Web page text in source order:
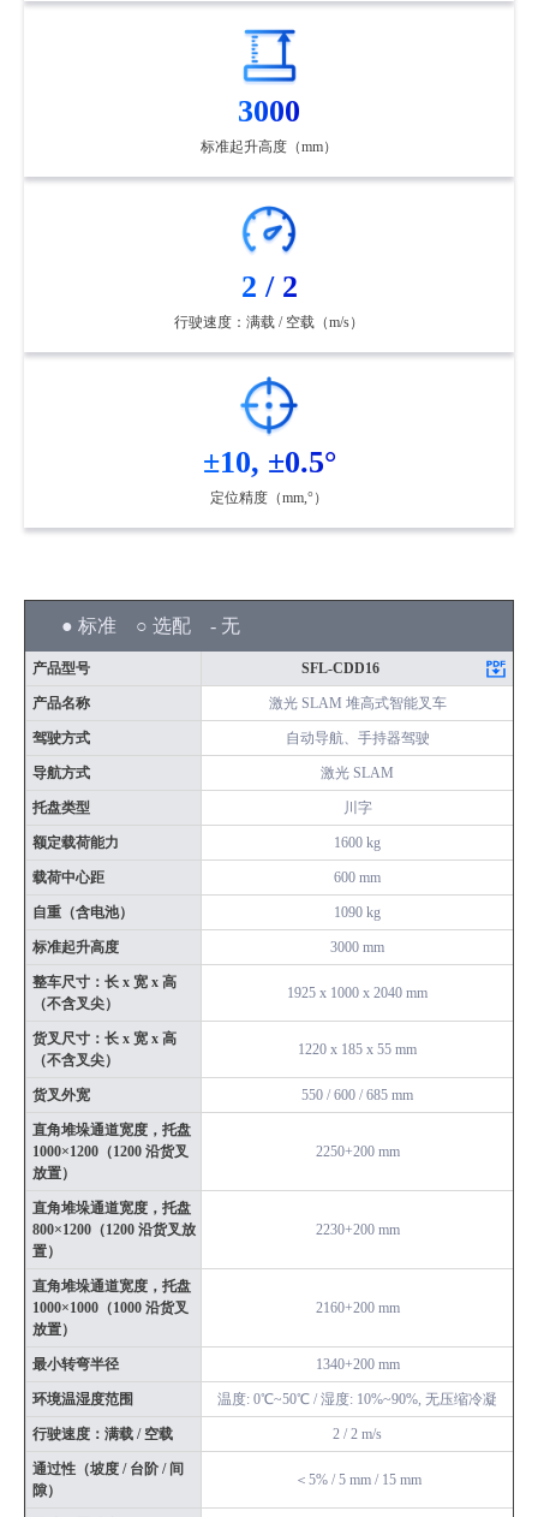
3000
标准起升高度（mm）
2 / 2
行驶速度：满载 / 空载（m/s）
±10, ±0.5°
定位精度（mm,°）
● 标准 ○ 选配 - 无
产品型号 SFL-CDD16
产品名称 激光 SLAM 堆高式智能叉车
驾驶方式 自动导航、手持器驾驶
导航方式 激光 SLAM
托盘类型 川字
额定载荷能力 1600 kg
载荷中心距 600 mm
自重（含电池） 1090 kg
标准起升高度 3000 mm
整车尺寸：长 x 宽 x 高
（不含叉尖）
1925 x 1000 x 2040 mm
货叉尺寸：长 x 宽 x 高
（不含叉尖）
1220 x 185 x 55 mm
货叉外宽 550 / 600 / 685 mm
直角堆垛通道宽度，托盘
1000×1200（1200 沿货叉
放置）
2250+200 mm
直角堆垛通道宽度，托盘
800×1200（1200 沿货叉放
置）
2230+200 mm
直角堆垛通道宽度，托盘
1000×1000（1000 沿货叉
放置）
2160+200 mm
最小转弯半径 1340+200 mm
环境温湿度范围 温度: 0℃~50℃ / 湿度: 10%~90%, 无压缩冷凝
行驶速度：满载 / 空载 2 / 2 m/s
通过性（坡度 / 台阶 / 间
隙）
＜5% / 5 mm / 15 mm